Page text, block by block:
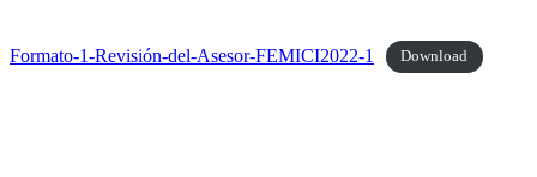
Formato-1-Revisión-del-Asesor-FEMICI2022-1 Download